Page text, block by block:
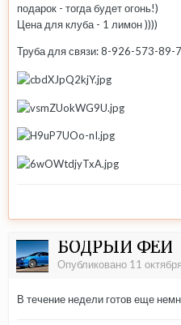
подарок - тогда будет огонь!)
Цена для клуба - 1 лимон ))))
Труба для связи: 8-926-573-89-
БОДРЫЙ ФЕЙ
Опубликовано 11
В течение недели готов еще